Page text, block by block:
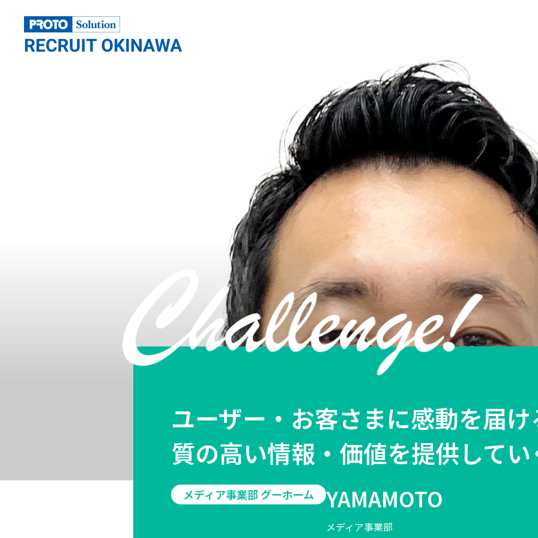
ユーザー・お客さまに感動を届け
質の高い情報・価値を提供してい
メディア事業部 グーホーム YAMAMOTO
メディア事業部